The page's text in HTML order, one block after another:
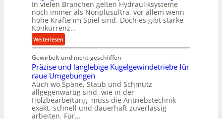
n
d
e
n
M
i
t
t
e
l
s
a
a
k
t
e
U
l
t
r
a
s
c
h
a
In vielen Branchen gelten Hydrauliksysteme
noch immer als Nonplusultra, vor allem wenn
hohe Kräfte im Spiel sind. Doch es gibt starke
Konkurrenz…
Weiterlesen:
K
u
g
e
l
g
e
w
Gewirbelt und nicht geschliffen
Präzise und langlebige Kugelgewindetriebe für
raue Umgebungen
Auch wo Späne, Staub und Schmutz
allgegenwärtig sind, wie in der
Holzbearbeitung, muss die Antriebstechnik
exakt, schnell und dauerhaft zuverlässig
arbeiten. Für…